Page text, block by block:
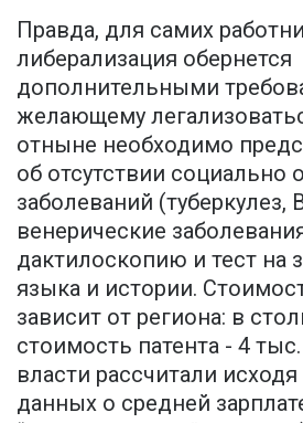
Правда, для самих
либерализация обернется
дополнительными
желающему
отныне необходимо
об отсутствии социально
заболеваний (туберкулез,
венерические
дактилоскопию и тест на
языка и истории.
зависит от региона: в
стоимость патента - 4
власти рассчитали
данных о средней